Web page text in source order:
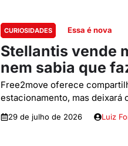
CURIOSIDADES Essa é nova
Stellantis vende
nem sabia que
Free2move oferece
estacionamento, mas deixará
29 de julho de 2026 Luiz